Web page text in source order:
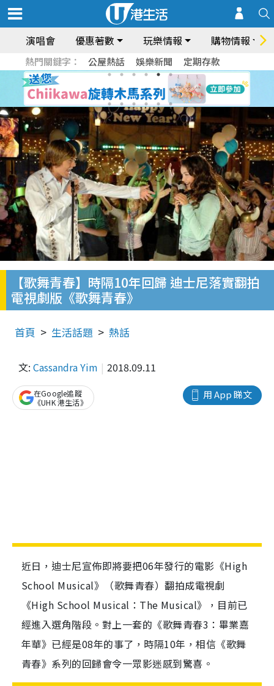
演唱會 優惠著數 玩樂情報 購物情報
熱門關鍵字： 公屋熱話 娛樂新聞 定期存款
【歌舞青春】時隔10年回歸 迪士尼落實翻拍
電視劇版《歌舞青春》
首頁 生活話題 熱話
文: Cassandra Yim 2018.09.11
用 App 睇文
在Google追蹤
《UHK 港生活》
近日，迪士尼宣佈即將要把06年發行的電影《High
School Musical》（歌舞青春）翻拍成電視劇
《High School Musical：The Musical》，目前已
經進入選角階段。對上一套的《歌舞青春3：畢業嘉
年華》已經是08年的事了，時隔10年，相信《歌舞
青春》系列的回歸會令一眾影迷感到驚喜。